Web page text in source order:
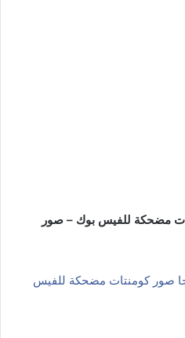
مضحكة للفيس بوك – صور
صور كومنتات مضحكة للفيس